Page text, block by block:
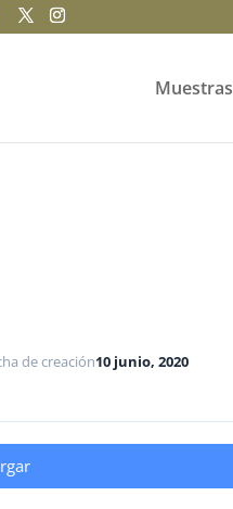
Muestras
de creación10 junio, 2020